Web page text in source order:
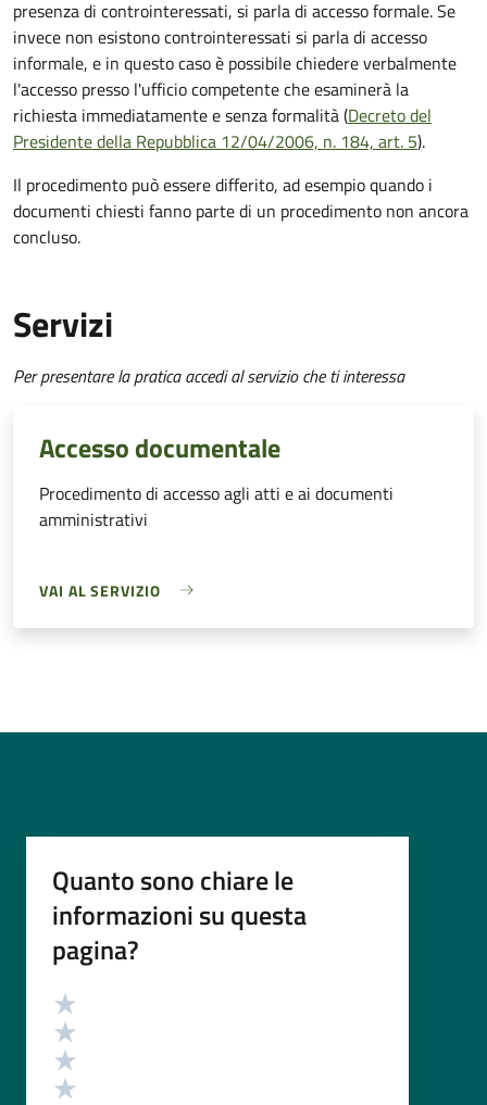
presenza di controinteressati, si parla di accesso formale. Se
invece non esistono controinteressati si parla di accesso
informale, e in questo caso è possibile chiedere verbalmente
l'accesso presso l'ufficio competente che esaminerà la
richiesta immediatamente e senza formalità (Decreto del
Presidente della Repubblica 12/04/2006, n. 184, art. 5).
Il procedimento può essere differito, ad esempio quando i
documenti chiesti fanno parte di un procedimento non ancora
concluso.
Servizi
Per presentare la pratica accedi al servizio che ti interessa
Accesso documentale
Procedimento di accesso agli atti e ai documenti
amministrativi
VAI AL SERVIZIO
Quanto sono chiare le
informazioni su questa
pagina?
Valutazione